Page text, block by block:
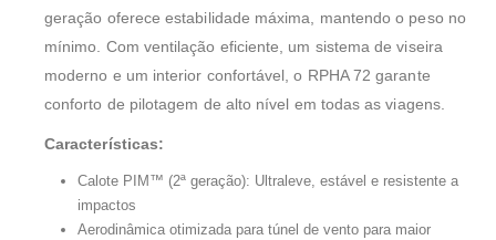
geração oferece estabilidade máxima, mantendo o peso no
mínimo. Com ventilação eficiente, um sistema de viseira
moderno e um interior confortável, o RPHA 72 garante
conforto de pilotagem de alto nível em todas as viagens.
Características:
Calote PIM™ (2ª geração): Ultraleve, estável e resistente a
impactos
Aerodinâmica otimizada para túnel de vento para maior